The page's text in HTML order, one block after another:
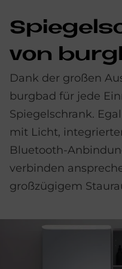
von
Dank der großen
burgbad für jede
Spiegelschrank.
mit Licht,
Bluetooth-
verbinden
großzügigem